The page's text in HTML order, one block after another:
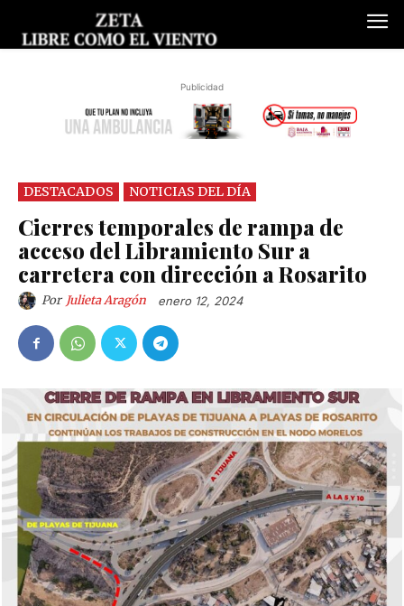
Publicidad
DESTACADOS NOTICIAS DEL DÍA
Cierres temporales de rampa de
acceso del Libramiento Sur a
carretera con dirección a Rosarito
Por Julieta Aragón enero 12, 2024